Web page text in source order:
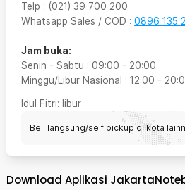
Telp : (021) 39 700 200
Whatsapp Sales / COD : 0896 135
Jam buka:
Senin - Sabtu : 09:00 - 20:00
Minggu/Libur Nasional : 12:00 -
Idul Fitri: libur
Beli langsung/self pickup di kota
Download Aplikasi